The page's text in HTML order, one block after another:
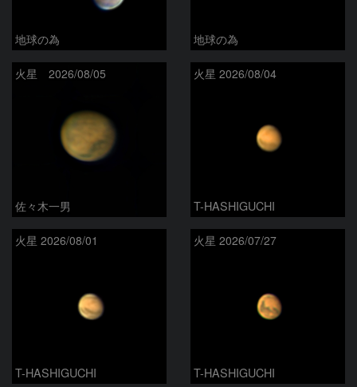
地球の為 地球の為
火星 2026/08/05
佐々木一男
火星 2026/08/04
T-HASHIGUCHI
火星 2026/08/01
T-HASHIGUCHI
火星 2026/07/27
T-HASHIGUCHI